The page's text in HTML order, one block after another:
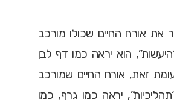
את אורח החיים שכולו מורכב
הוא יראה כמו דף לבן
זאת, אורח החיים שמורכב
יראה כמו גרף, כמו